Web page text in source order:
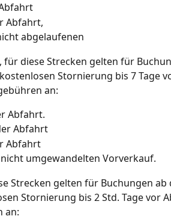
Abfahrt,
abgelaufenen
diese Strecken gelten für
Stornierung bis 7 Tage
an:
Abfahrt.
Abfahrt
Abfahrt
umgewandelten Vorverkauf.
Strecken gelten für Buchungen ab
Stornierung bis 2 Std. Tage vor
an: